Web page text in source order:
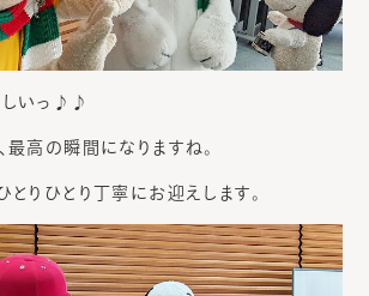
しいっ♪♪
最高の瞬間になりますね。
とりひとり丁寧にお迎えします。